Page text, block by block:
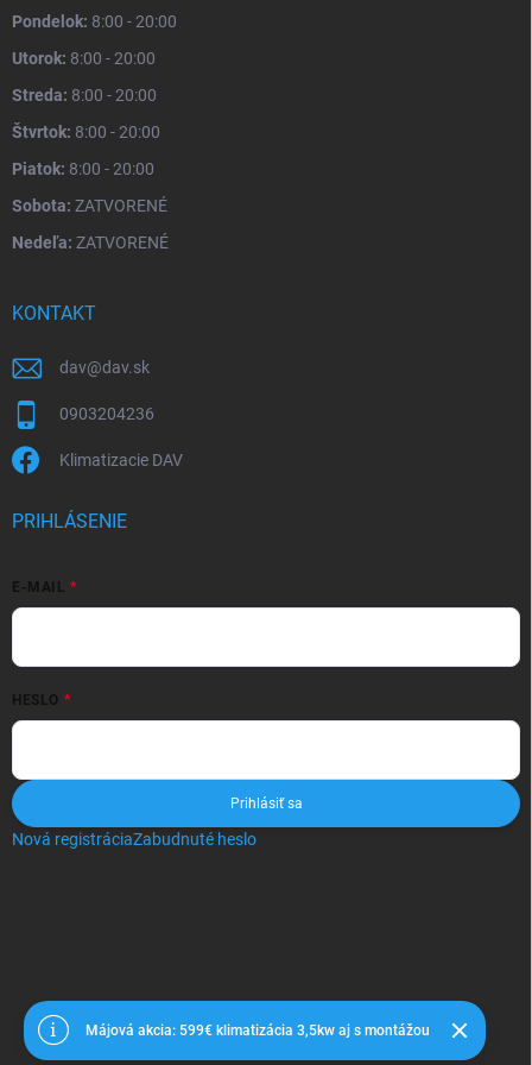
Májová akcia: 599€ klimatizácia 3,5kw aj s montážou
Pondelok: 8:00 - 20:00
Utorok: 8:00 - 20:00
Streda: 8:00 - 20:00
Štvrtok: 8:00 - 20:00
Piatok: 8:00 - 20:00
Sobota: ZATVORENÉ
Nedeľa: ZATVORENÉ
KONTAKT
dav@dav.sk
0903204236
Klimatizacie DAV
PRIHLÁSENIE
E-MAIL
HESLO
Prihlásiť sa
Nová registráciaZabudnuté heslo